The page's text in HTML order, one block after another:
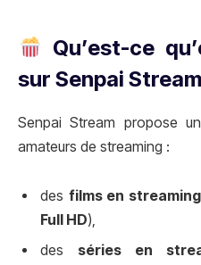
Qu’est-ce
sur Senpai
Senpai Stream propose
amateurs de streaming :
des films en streaming
Full HD),
des séries en